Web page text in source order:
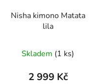
Nisha kimono Matata
lila
Skladem (1 ks)
2 999 Kč